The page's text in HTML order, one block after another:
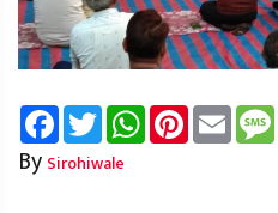
FacebookTwitterWhatsAppPinterest
Email
By Sirohiwale